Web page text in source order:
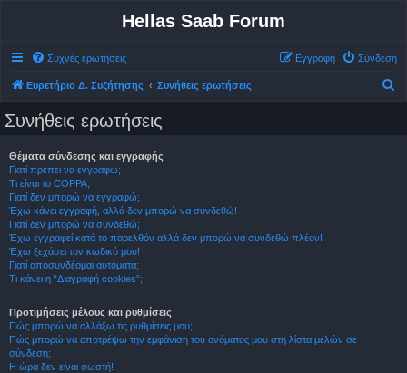
Hellas Saab Forum
Συχνές ερωτήσεις Σύνδεση
Εγγραφή
Ευρετήριο Δ. Συζήτησης Συνήθεις ερωτήσεις
Συνήθεις ερωτήσεις
Θέματα σύνδεσης και εγγραφής
Γιατί πρέπει να εγγραφώ;
Τι είναι το COPPA;
Γιατί δεν μπορώ να εγγραφώ;
Έχω κάνει εγγραφή, αλλά δεν μπορώ να συνδεθώ!
Γιατί δεν μπορώ να συνδεθώ;
Έχω εγγραφεί κατά το παρελθόν αλλά δεν μπορώ να συνδεθώ πλέον!
Έχω ξεχάσει τον κωδικό μου!
Γιατί αποσυνδέομαι αυτόματα;
Τι κάνει η “Διαγραφή cookies”;
Προτιμήσεις μέλους και ρυθμίσεις
Πώς μπορώ να αλλάξω τις ρυθμίσεις μου;
Πώς μπορώ να αποτρέψω την εμφάνιση του ονόματος μου στη λίστα μελών σε
σύνδεση;
Η ώρα δεν είναι σωστή!